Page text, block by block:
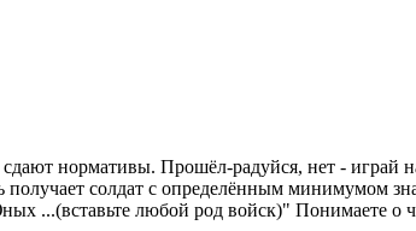
нормативы. Прошёл-радуйся, нет - играй
получает солдат с определённым минимумом
...(вставьте любой род войск)" Понимаете о